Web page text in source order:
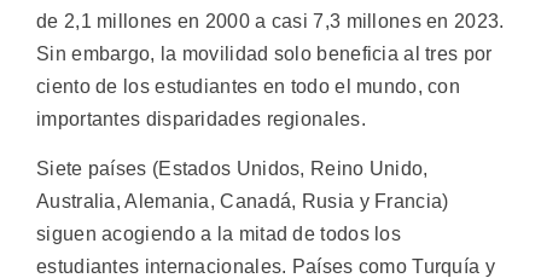
de 2,1 millones en 2000 a casi 7,3 millones en 2023.
Sin embargo, la movilidad solo beneficia al tres por
ciento de los estudiantes en todo el mundo, con
importantes disparidades regionales.
Siete países (Estados Unidos, Reino Unido,
Australia, Alemania, Canadá, Rusia y Francia)
siguen acogiendo a la mitad de todos los
estudiantes internacionales. Países como Turquía y